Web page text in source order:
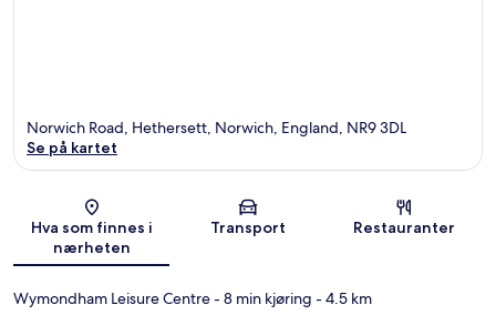
Kart
Norwich Road, Hethersett, Norwich, England, NR9 3DL
Se på kartet
Hva som finnes i
nærheten
Transport Restauranter
Wymondham Leisure Centre- 8 min kjøring - 4.5 km